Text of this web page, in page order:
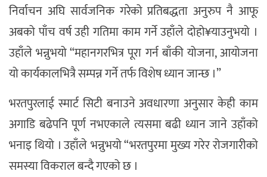
निर्वाचन अघि सार्वजनिक गरेको प्रतिबद्धता अनुरुप नै आफू
अबको पाँच वर्ष उही गतिमा काम गर्ने उहाँले दोहो¥याउनुभयो ।
उहाँले भन्नुभयो “महानगरभित्र पूरा गर्न बाँकी योजना, आयोजना
यो कार्यकालभित्रै सम्पन्न गर्ने तर्फ विशेष ध्यान जान्छ ।”
भरतपुरलाई स्मार्ट सिटी बनाउने अवधारणा अनुसार केही काम
अगाडि बढेपनि पूर्ण नभएकाले त्यसमा बढी ध्यान जाने उहाँको
भनाइ थियो । उहाँले भन्नुभयो “भरतपुरमा मुख्य गरेर रोजगारीको
समस्या विकराल बन्दै गएको छ ।